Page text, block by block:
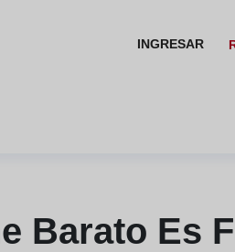
INGRESAR
Barato Es